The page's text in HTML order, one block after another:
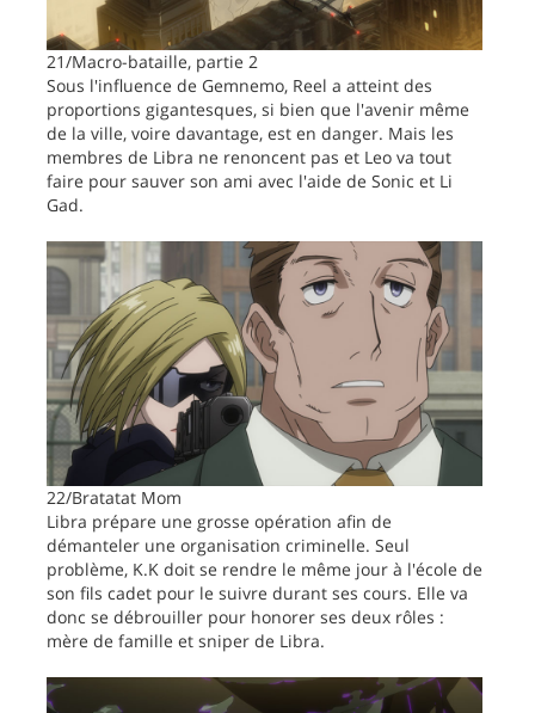
21/Macro-bataille, partie 2
Sous l'influence de Gemnemo, Reel a atteint des
proportions gigantesques, si bien que l'avenir même
de la ville, voire davantage, est en danger. Mais les
membres de Libra ne renoncent pas et Leo va tout
faire pour sauver son ami avec l'aide de Sonic et Li
Gad.
22/Bratatat Mom
Libra prépare une grosse opération afin de
démanteler une organisation criminelle. Seul
problème, K.K doit se rendre le même jour à l'école de
son fils cadet pour le suivre durant ses cours. Elle va
donc se débrouiller pour honorer ses deux rôles :
mère de famille et sniper de Libra.